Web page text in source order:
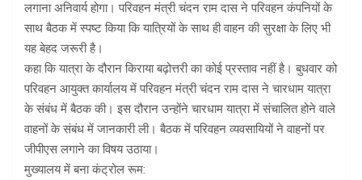
लगाना अनिवार्य होगा। परिवहन मंत्री चंदन राम दास ने परिवहन कंपनियों के
साथ बैठक में स्पष्ट किया कि यात्रियों के साथ ही वाहन की सुरक्षा के लिए भी
यह बेहद जरूरी है।
कहा कि यात्रा के दौरान किराया बढ़ोत्तरी का कोई प्रस्ताव नहीं है। बुधवार को
परिवहन आयुक्त कार्यालय में परिवहन मंत्री चंदन राम दास ने चारधाम यात्रा
के संबंध में बैठक की। इस दौरान उन्होंने चारधाम यात्रा में संचालित होने वाले
वाहनों के संबंध में जानकारी ली। बैठक में परिवहन व्यवसायियों ने वाहनों पर
जीपीएस लगाने का विषय उठाया।
मुख्यालय में बना कंट्रोल रूम: